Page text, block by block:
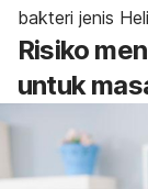
bakteri jenis
Risiko
untuk